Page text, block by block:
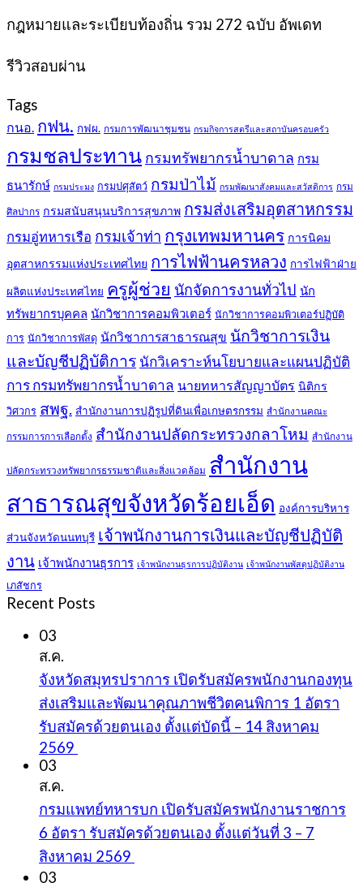
was: is:
กฎหมายและระเบียบท้องถิ่น รวม 272 ฉบับ อัพเดท
รีวิวสอบผ่าน
Tags
กนอ. กฟน. กฟผ. กรมการพัฒนาชุมชน กรมกิจการสตรีและสถาบันครอบครัว
กรมชลประทาน กรมทรัพยากรน้ำบาดาล กรม
ธนารักษ์ กรมประมง กรมปศุสัตว์ กรมป่าไม้ กรมพัฒนาสังคมและสวัสดิการ กรม
ศิลปากร กรมสนับสนุนบริการสุขภาพ กรมส่งเสริมอุตสาหกรรม
กรมอู่ทหารเรือ กรมเจ้าท่า กรุงเทพมหานคร การนิคม
อุตสาหกรรมแห่งประเทศไทย การไฟฟ้านครหลวง การไฟฟ้าฝ่าย
ผลิตแห่งประเทศไทย ครูผู้ช่วย นักจัดการงานทั่วไป นัก
ทรัพยากรบุคคล นักวิชาการคอมพิวเตอร์ นักวิชาการคอมพิวเตอร์ปฏิบัติ
การ นักวิชาการพัสดุ นักวิชาการสาธารณสุข นักวิชาการเงิน
และบัญชีปฏิบัติการ นักวิเคราะห์นโยบายและแผนปฏิบัติ
การ กรมทรัพยากรน้ำบาดาล นายทหารสัญญาบัตร นิติกร
วิศวกร สพฐ. สำนักงานการปฏิรูปที่ดินเพื่อเกษตรกรรม สำนักงานคณะ
กรรมการการเลือกตั้ง สำนักงานปลัดกระทรวงกลาโหม สำนักงาน
ปลัดกระทรวงทรัพยากรธรรมชาติและสิ่งแวดล้อม สำนักงาน
สาธารณสุขจังหวัดร้อยเอ็ด องค์การบริหาร
ส่วนจังหวัดนนทบุรี เจ้าพนักงานการเงินและบัญชีปฏิบัติ
งาน เจ้าพนักงานธุรการ เจ้าพนักงานธุรการปฏิบัติงาน เจ้าพนักงานพัสดุปฏิบัติงาน
เภสัชกร
Recent Posts
03
ส.ค.
จังหวัดสมุทรปราการ เปิดรับสมัครพนักงานกองทุน
ส่งเสริมและพัฒนาคุณภาพชีวิตคนพิการ 1 อัตรา
รับสมัครด้วยตนเอง ตั้งแต่บัดนี้ – 14 สิงหาคม
2569
03
ส.ค.
กรมแพทย์ทหารบก เปิดรับสมัครพนักงานราชการ
6 อัตรา รับสมัครด้วยตนเอง ตั้งแต่วันที่ 3 – 7
สิงหาคม 2569
03